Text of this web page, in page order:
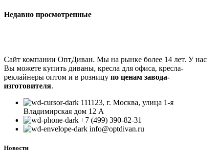
Недавно просмотренные
Сайт компании ОптДиван. Мы на рынке более 14 лет. У нас
Вы можете купить диваны, кресла для офиса, кресла-
реклайнеры оптом и в розницу по ценам завода-
изготовителя.
111123, г. Москва, улица 1-я
Владимирская дом 12 А
+7 (499) 390-82-31
info@optdivan.ru
Новости